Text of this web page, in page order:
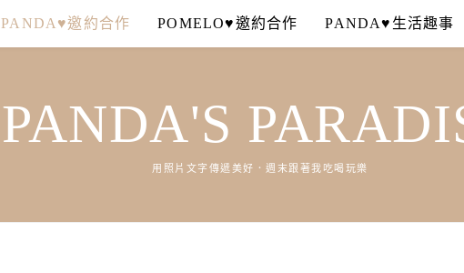
PANDA♥邀約合作 POMELO♥邀約合作 PANDA♥生活趣事
PANDA'S
用照片文字傳遞美好．週末跟著我吃喝玩樂